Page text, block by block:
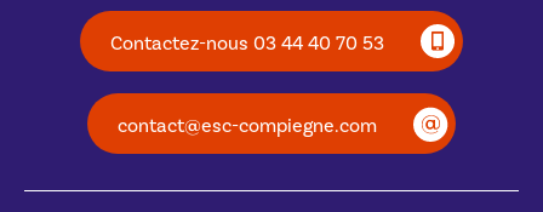
Contactez-nous 03 44 40 70 53
contact@esc-compiegne.com